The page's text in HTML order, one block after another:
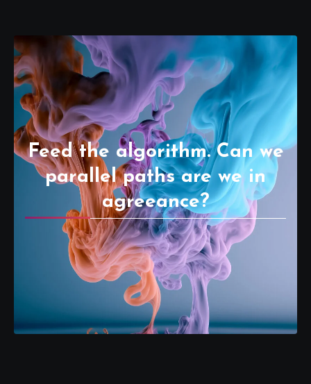
Feed the algorithm. Can we
parallel paths are we in
agreeance?